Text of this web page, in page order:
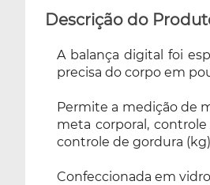
mais exata e design altamente
moderno, com display em LED
visualização. Disponibiliza
conexão com aplicativo Scale Up,
possibilitando o
comparativo dos resultados.
compacto, tampa em alumínio
produto durável e com maior
Descrição do
A balança digital foi
precisa do corpo em
Permite a medição de
meta corporal,
controle de gordura
Confeccionada em